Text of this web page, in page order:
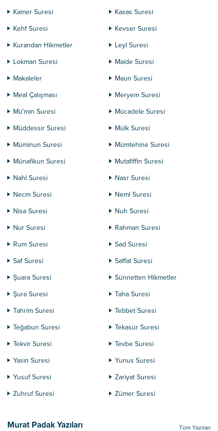
Kamer Suresi
Kasas Suresi
Kehf Suresi
Kevser Suresi
Kurandan Hikmetler
Leyl Suresi
Lokman Suresi
Maide Suresi
Makaleler
Maun Suresi
Meal Çalışması
Meryem Suresi
Mü'min Suresi
Mücadele Suresi
Müddessir Suresi
Mülk Suresi
Müminun Suresi
Mümtehine Suresi
Münafikun Suresi
Mutafiffin Suresi
Nahl Suresi
Nasr Suresi
Necm Suresi
Neml Suresi
Nisa Suresi
Nuh Suresi
Nur Suresi
Rahman Suresi
Rum Suresi
Sad Suresi
Saf Suresi
Saffat Suresi
Şuara Suresi
Sünnetten Hikmetler
Şura Suresi
Taha Suresi
Tahrim Suresi
Tebbet Suresi
Teğabun Suresi
Tekasür Suresi
Tekvir Suresi
Tevbe Suresi
Yasin Suresi
Yunus Suresi
Yusuf Suresi
Zariyat Suresi
Zuhruf Suresi
Zümer Suresi
Murat Padak Yazıları Tüm Yazıları